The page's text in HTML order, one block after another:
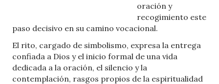
oración y
recogimiento este
paso decisivo en su camino vocacional.
El rito, cargado de simbolismo, expresa la entrega
confiada a Dios y el inicio formal de una vida
dedicada a la oración, el silencio y la
contemplación, rasgos propios de la espiritualidad